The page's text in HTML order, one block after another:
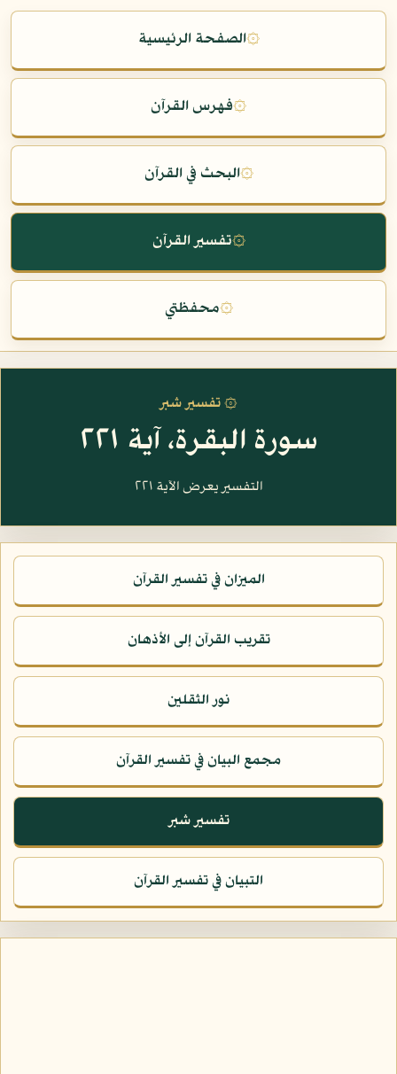
۞الصفحة الرئيسية
۞فهرس القرآن
۞البحث في القرآن
۞تفسير القرآن
۞محفظتي
۞ تفسير شبر
سورة البقرة، آية ٢٢١
التفسير يعرض الآية ٢٢١
الميزان في تفسير القرآن
تقريب القرآن إلى الأذهان
نور الثقلين
مجمع البيان في تفسير القرآن
تفسير شبر
التبيان في تفسير القرآن